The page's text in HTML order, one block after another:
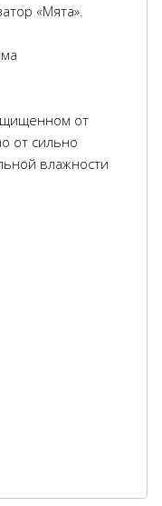
«Мята».
от
от сильно
влажности